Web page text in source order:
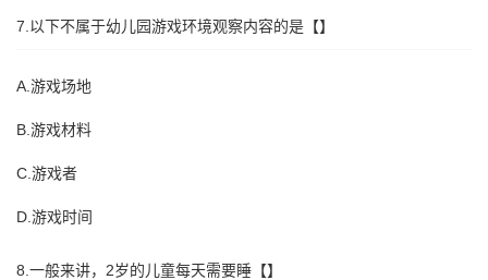
7.以下不属于幼儿园游戏环境观察内容的是【】
A.游戏场地
B.游戏材料
C.游戏者
D.游戏时间
8.一般来讲，2岁的儿童每天需要睡【】